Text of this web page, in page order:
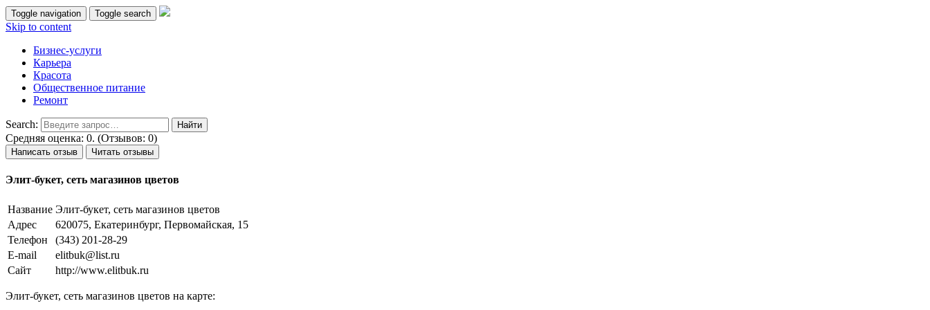
Toggle navigation Toggle search
Skip to content
Бизнес-услуги
Карьера
Красота
Общественное питание
Ремонт
Search:
Средняя оценка: 0. (Отзывов: 0)
Написать отзыв Читать отзывы
Элит-букет, сеть магазинов цветов
Название Элит-букет, сеть магазинов цветов
Адрес
620075, Екатеринбург, Первомайская, 15
Телефон
(343) 201-28-29
E-mail
elitbuk@list.ru
Сайт
http://www.elitbuk.ru
Элит-букет, сеть магазинов цветов на карте: